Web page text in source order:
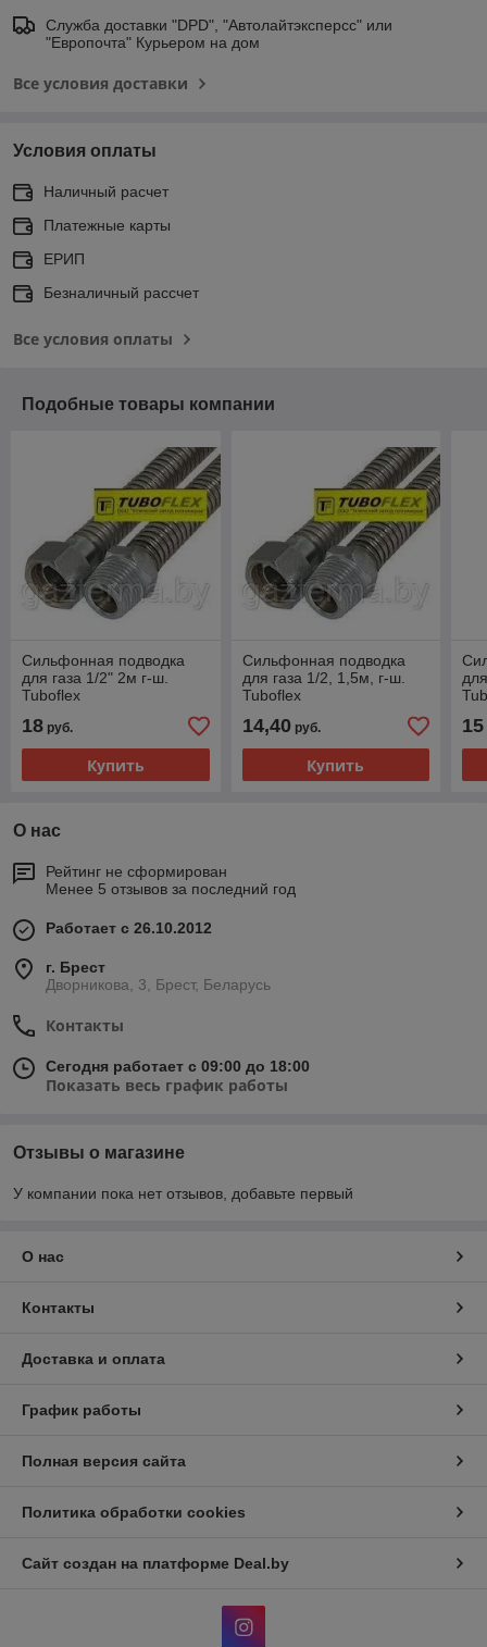
Служба доставки "DPD", "Автолайтэксперсс" или
"Европочта" Курьером на дом
Все условия доставки
Условия оплаты
Наличный расчет
Платежные карты
ЕРИП
Безналичный рассчет
Все условия оплаты
Подобные товары компании
Сильфонная подводка
для газа 1/2" 2м г-ш.
Tuboflex
18 руб.
Купить
Сильфонная подводка
для газа 1/2, 1,5м, г-ш.
Tuboflex
14,40руб.
Купить
15
О нас
Рейтинг не сформирован
Менее 5 отзывов за последний год
Работает с 26.10.2012
г. Брест
Дворникова, 3, Брест, Беларусь
Контакты
Сегодня работает с 09:00 до 18:00
Показать весь график работы
Отзывы о магазине
У компании пока нет отзывов, добавьте первый
О нас
Контакты
Доставка и оплата
График работы
Полная версия сайта
Политика обработки cookies
Сайт создан на платформе Deal.by